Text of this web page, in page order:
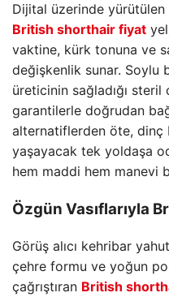
Dijital üzerinde
British shorthair fiyat
vaktine, kürk tonuna ve
değişkenlik sunar. Soylu
üreticinin sağladığı
garantilerle doğrudan
alternatiflerden öte, dinç
yaşayacak tek yoldaşa
hem maddi hem manevi
Özgün Vasıflarıyla
Görüş alıcı kehribar
çehre formu ve yoğun
çağrıştıran British